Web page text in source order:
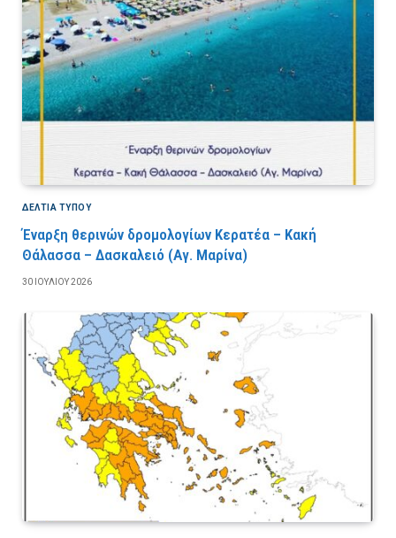
ΔΕΛΤΙΑ ΤΥΠΟΥ
Έναρξη θερινών δρομολογίων Κερατέα – Κακή
Θάλασσα – Δασκαλειό (Αγ. Μαρίνα)
30 ΙΟΥΛΊΟΥ 2026